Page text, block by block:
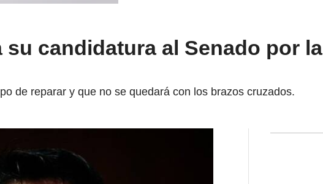
candidatura al Senado por la
de reparar y que no se quedará con los brazos cruzados.